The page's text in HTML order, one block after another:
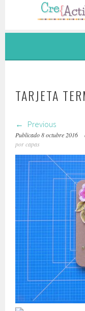
contenido.
TARJETA
Previous
Publicado8 octubre 2016
por capas